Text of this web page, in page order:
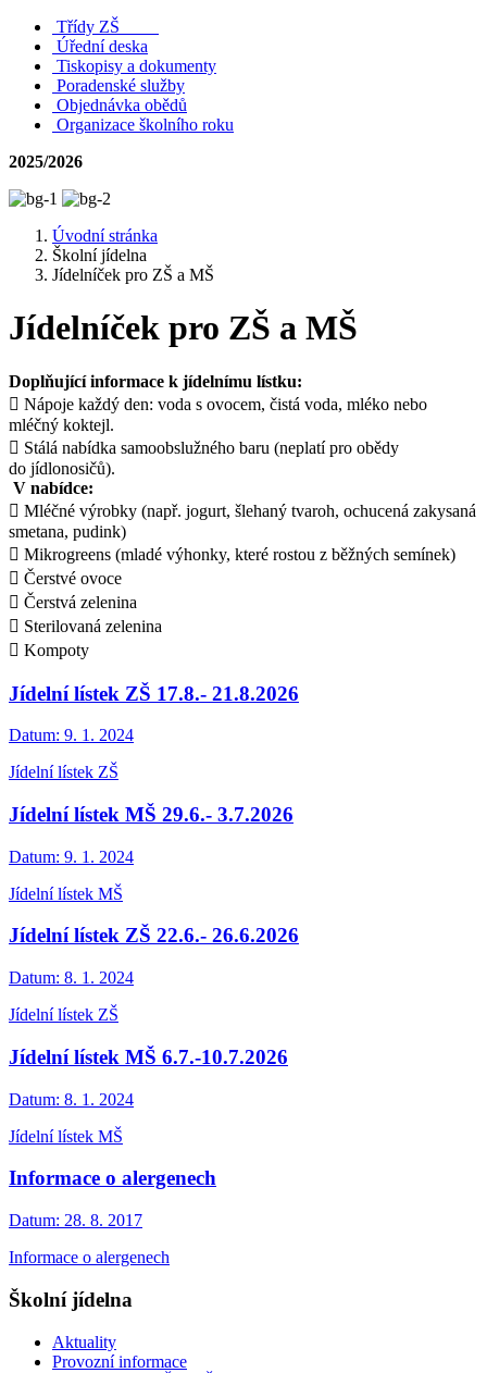
Třídy ZŠ
Úřední deska
Tiskopisy a dokumenty
Poradenské služby
Objednávka obědů
Organizace školního roku
2025/2026
Úvodní stránka
Školní jídelna
Jídelníček pro ZŠ a MŠ
Jídelníček pro ZŠ a MŠ
Doplňující informace k jídelnímu lístku:
 Nápoje každý den: voda s ovocem, čistá voda, mléko nebo
mléčný koktejl.
 Stálá nabídka samoobslužného baru (neplatí pro obědy
do jídlonosičů).
V nabídce:
 Mléčné výrobky (např. jogurt, šlehaný tvaroh, ochucená zakysaná
smetana, pudink)
 Mikrogreens (mladé výhonky, které rostou z běžných semínek)
 Čerstvé ovoce
 Čerstvá zelenina
 Sterilovaná zelenina
 Kompoty
Jídelní lístek ZŠ 17.8.- 21.8.2026
Datum: 9. 1. 2024
Jídelní lístek ZŠ
Jídelní lístek MŠ 29.6.- 3.7.2026
Datum: 9. 1. 2024
Jídelní lístek MŠ
Jídelní lístek ZŠ 22.6.- 26.6.2026
Datum: 8. 1. 2024
Jídelní lístek ZŠ
Jídelní lístek MŠ 6.7.-10.7.2026
Datum: 8. 1. 2024
Jídelní lístek MŠ
Informace o alergenech
Datum: 28. 8. 2017
Informace o alergenech
Školní jídelna
Aktuality
Provozní informace